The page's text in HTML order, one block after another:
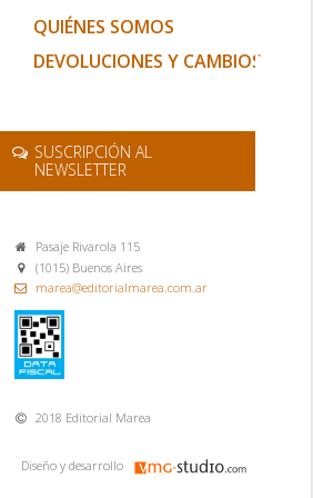
QUIÉNES SOMOS
DEVOLUCIONES Y CAMBIOS
SUSCRIPCIÓN AL
NEWSLETTER
Pasaje Rivarola 115
(1015) Buenos Aires
marea@editorialmarea.com.ar
2018 Editorial Marea
Diseño y desarrollo